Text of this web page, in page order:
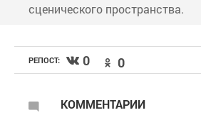
сценического пространства.
РЕПОСТ: 0 0
КОММЕНТАРИИ